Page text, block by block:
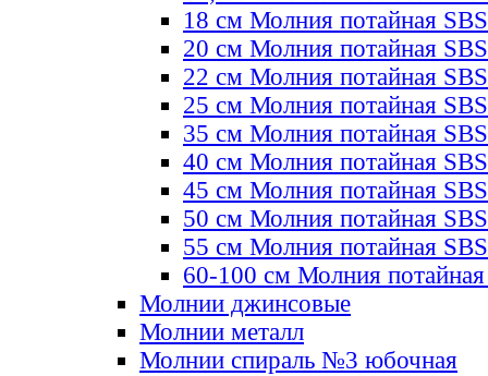
18 см Молния потайная SBS
20 см Молния потайная SBS
22 см Молния потайная SBS
25 см Молния потайная SBS
35 см Молния потайная SBS
40 см Молния потайная SBS
45 см Молния потайная SBS
50 см Молния потайная SBS
55 см Молния потайная SBS
60-100 см Молния
Молнии джинсовые
Молнии металл
Молнии спираль №3 юбочная